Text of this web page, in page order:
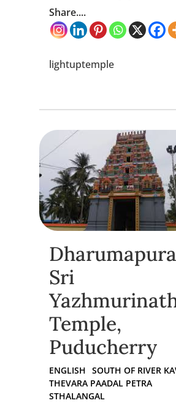
Share....
lightuptemple
Sri
Temple,
Puducherry
ENGLISH SOUTH OF RIVER
THEVARA PAADAL PETRA
STHALANGAL